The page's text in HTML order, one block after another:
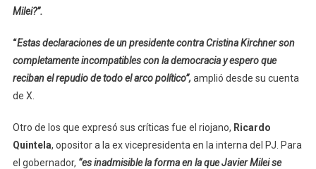
Milei?”.
“Estas declaraciones de un presidente contra Cristina Kirchner son
completamente incompatibles con la democracia y espero que
reciban el repudio de todo el arco político”, amplió desde su cuenta
de X.
Otro de los que expresó sus críticas fue el riojano, Ricardo
Quintela, opositor a la ex vicepresidenta en la interna del PJ. Para
el gobernador, “es inadmisible la forma en la que Javier Milei se